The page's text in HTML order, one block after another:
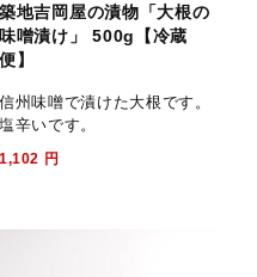
築地吉岡屋の漬物「大根の
味噌漬け」 500g【冷蔵
便】
信州味噌で漬けた大根です。
塩辛いです。
1,102 円